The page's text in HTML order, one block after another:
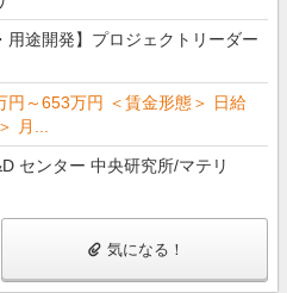
用途開発】プロジェクトリーダー
円～653万円 ＜賃金形態＞ 日給
月...
センター 中央研究所/マテリ
気になる！